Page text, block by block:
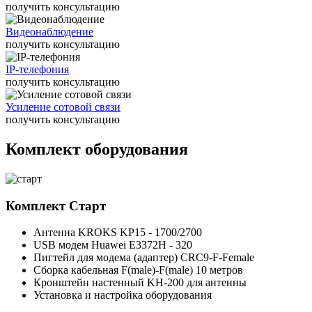
получить консультацию
Видеонаблюдение
получить консультацию
IP-телефония
получить консультацию
Усиление сотовой связи
получить консультацию
Комплект оборудования
Комплект Старт
Антенна KROKS KP15 - 1700/2700
USB модем Huawei E3372H - 320
Пигтейл для модема (адаптер) CRC9-F-Female
Сборка кабельная F(male)-F(male) 10 метров
Кронштейн настенный KH-200 для антенны
Установка и настройка оборудования